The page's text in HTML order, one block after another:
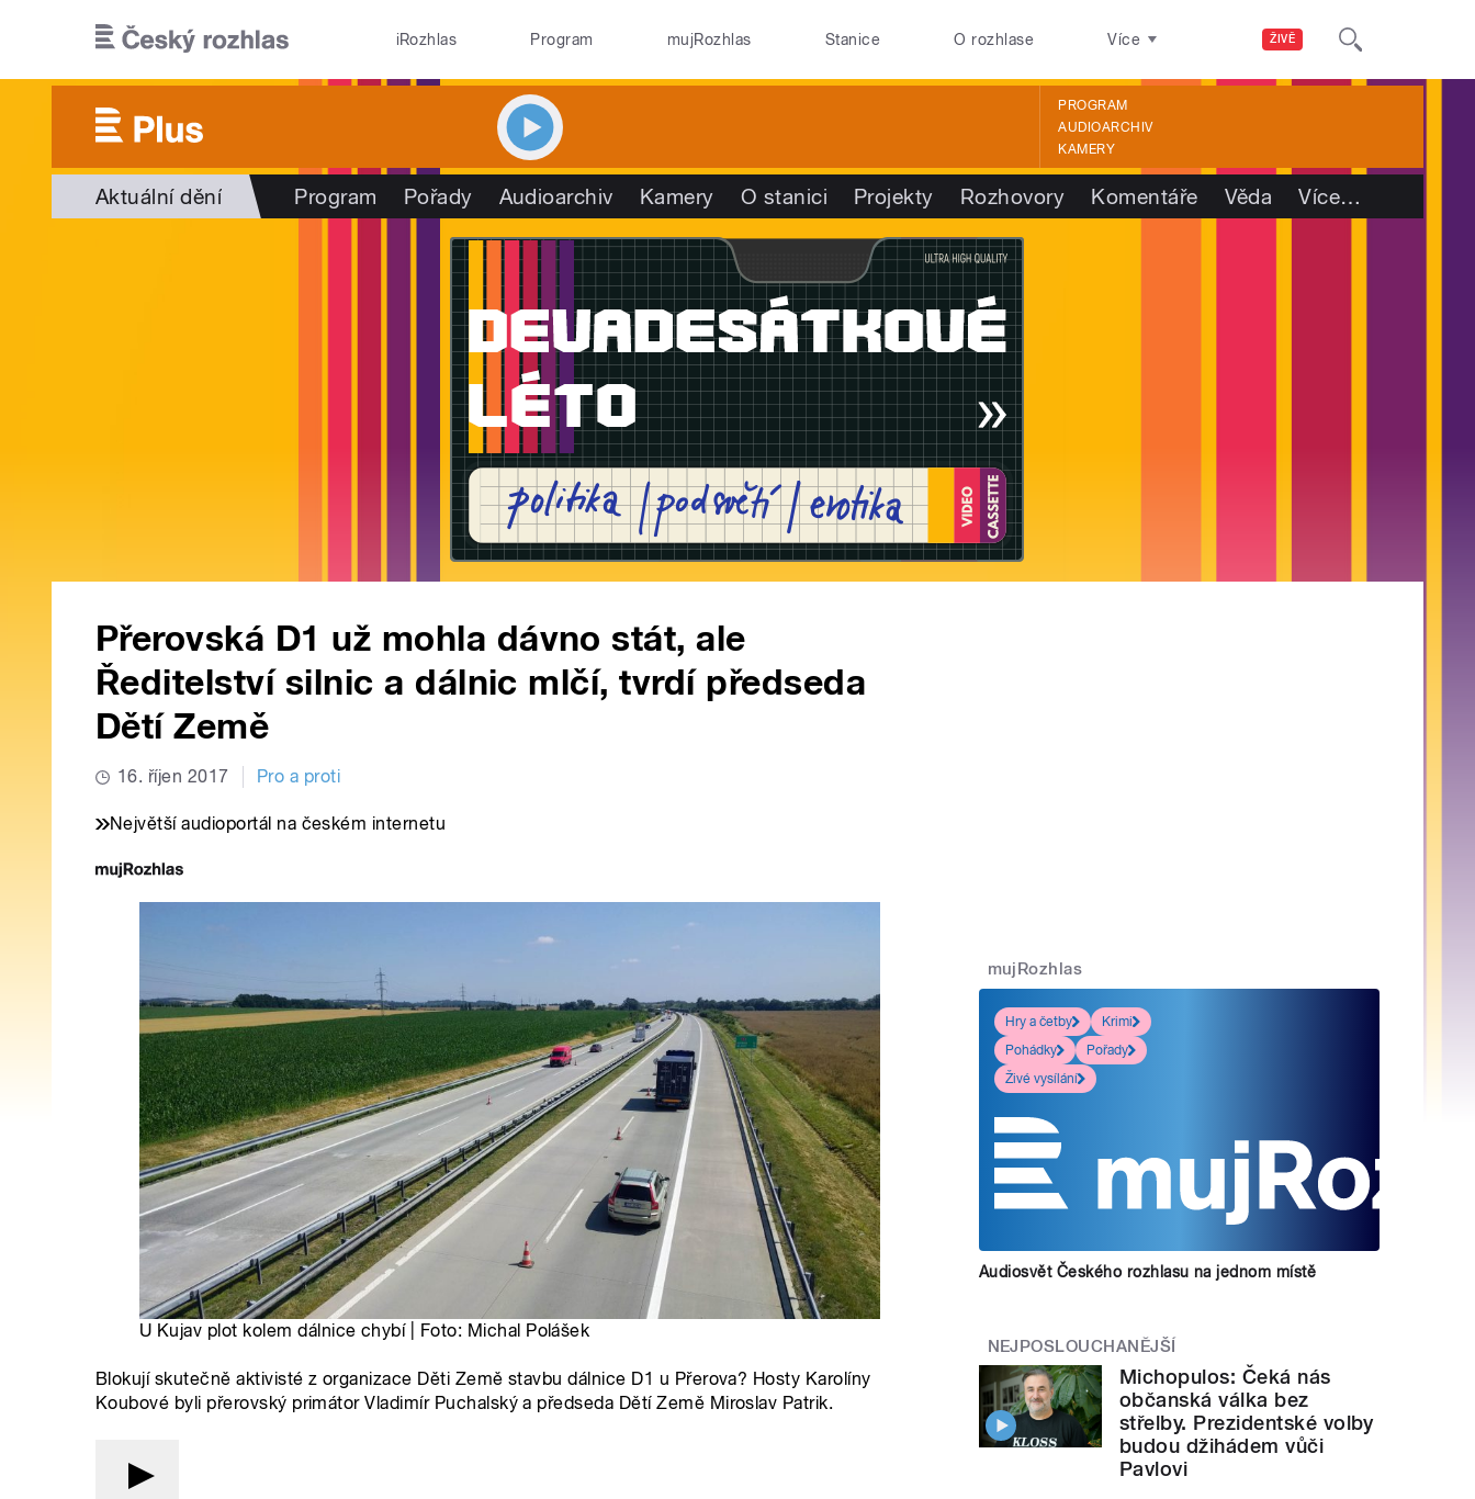
ŽIVĚ
iRozhlas Program mujRozhlas Stanice O rozhlase Více
PROGRAM
AUDIOARCHIV
KAMERY
Aktuální dění Program Pořady Audioarchiv Kamery O stanici Projekty Rozhovory Komentáře Věda Více…
Přerovská D1 už mohla dávno stát, ale
Ředitelství silnic a dálnic mlčí, tvrdí předseda
Dětí Země
16. říjen 2017 Pro a proti
Největší audioportál na českém internetu
U Kujav plot kolem dálnice chybí | Foto: Michal Polášek
Blokují skutečně aktivisté z organizace Děti Země stavbu dálnice D1 u Přerova? Hosty Karolíny
Koubové byli přerovský primátor Vladimír Puchalský a předseda Dětí Země Miroslav Patrik.
mujRozhlas
Hry a četby
Krimi
Pohádky
Pořady
Živé vysílání
Audiosvět Českého rozhlasu na jednom místě
NEJPOSLOUCHANĚJŠÍ
Michopulos: Čeká nás
občanská válka bez
střelby. Prezidentské volby
budou džihádem vůči
Pavlovi